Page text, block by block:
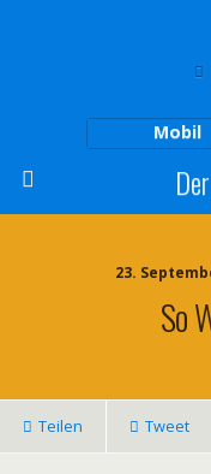
Mobil
23.
So
Teilen Tweet